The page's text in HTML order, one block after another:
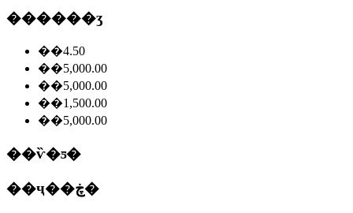
������ʒ
��4.50
��5,000.00
��5,000.00
��1,500.00
��5,000.00
��ѷ�ƽ�
��ҷ��ڿ�